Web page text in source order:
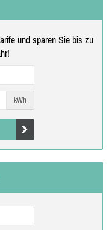
und sparen Sie bis zu
kWh